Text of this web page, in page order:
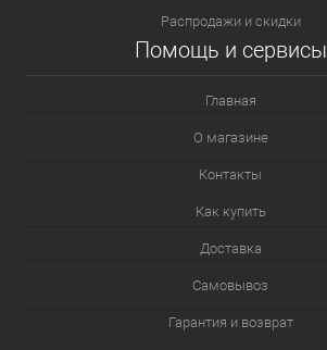
Распродажи и скидки
Помощь и сервисы
Главная
О магазине
Контакты
Как купить
Доставка
Самовывоз
Гарантия и возврат